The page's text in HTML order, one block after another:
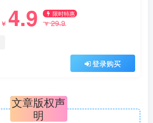
￥ 4.9 限时特惠
￥29.9
登录购买
文章版权声
明